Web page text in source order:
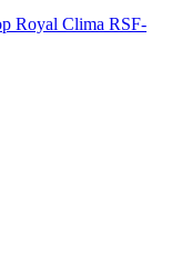
Royal Clima RSF-